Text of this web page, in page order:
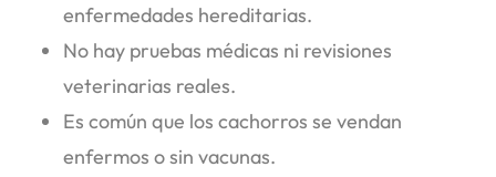
enfermedades hereditarias.
No hay pruebas médicas ni revisiones
veterinarias reales.
Es común que los cachorros se vendan
enfermos o sin vacunas.